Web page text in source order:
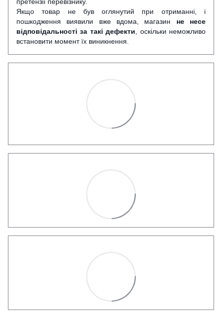
Якщо товар не був оглянутий при отриманні, і
пошкодження виявили вже вдома, магазин не несе
відповідальності за такі дефекти , оскільки неможливо
встановити момент їх виникнення.